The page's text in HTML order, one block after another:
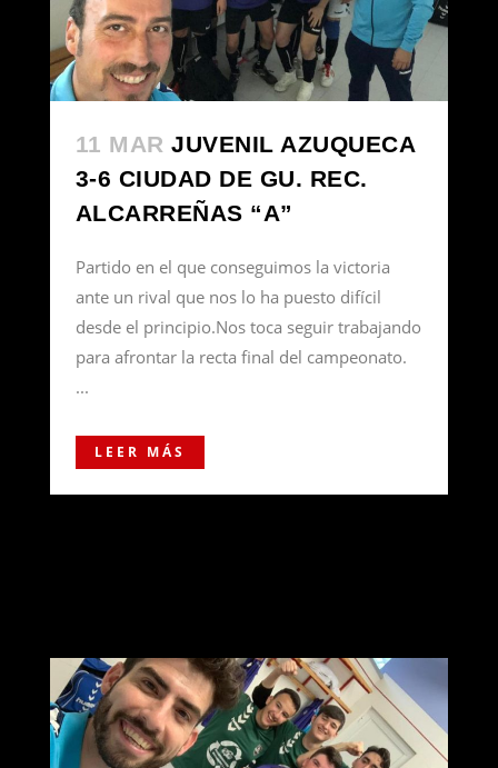
11 MAR JUVENIL AZUQUECA
3-6 CIUDAD DE GU. REC.
ALCARREÑAS “A”
Partido en el que conseguimos la victoria
ante un rival que nos lo ha puesto difícil
desde el principio.Nos toca seguir trabajando
para afrontar la recta final del campeonato.
...
LEER MÁS